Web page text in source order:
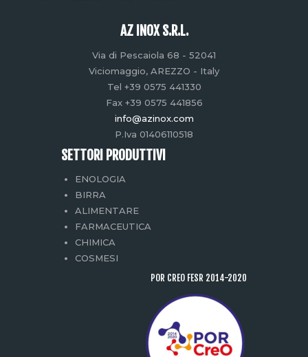
AZ INOX S.R.L.
Via di Pescaiola 68 - 52041
Viciomaggio, AREZZO - Italy
Tel +39 0575 441330
Fax +39 0575 441856
info@azinox.com
P.Iva 01406110518
SETTORI PRODUTTIVI
ENOLOGIA
BIRRA
ALIMENTARE
FARMACEUTICA
CHIMICA
COSMESI
POR CREO FESR 2014-2020